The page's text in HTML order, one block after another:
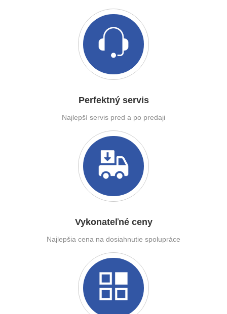
Perfektný servis
Najlepší servis pred a po predaji
Vykonateľné ceny
Najlepšia cena na dosiahnutie spolupráce